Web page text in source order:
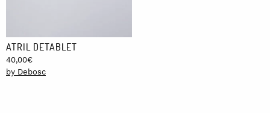
ATRIL DETABLET
40,00€
by Debosc